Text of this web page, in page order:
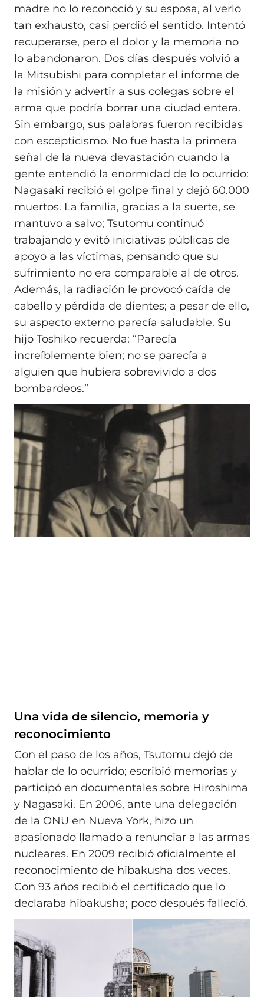
madre no lo reconoció y su esposa, al verlo
tan exhausto, casi perdió el sentido. Intentó
recuperarse, pero el dolor y la memoria no
lo abandonaron. Dos días después volvió a
la Mitsubishi para completar el informe de
la misión y advertir a sus colegas sobre el
arma que podría borrar una ciudad entera.
Sin embargo, sus palabras fueron recibidas
con escepticismo. No fue hasta la primera
señal de la nueva devastación cuando la
gente entendió la enormidad de lo ocurrido:
Nagasaki recibió el golpe final y dejó 60.000
muertos. La familia, gracias a la suerte, se
mantuvo a salvo; Tsutomu continuó
trabajando y evitó iniciativas públicas de
apoyo a las víctimas, pensando que su
sufrimiento no era comparable al de otros.
Además, la radiación le provocó caída de
cabello y pérdida de dientes; a pesar de ello,
su aspecto externo parecía saludable. Su
hijo Toshiko recuerda: “Parecía
increíblemente bien; no se parecía a
alguien que hubiera sobrevivido a dos
bombardeos.”
Una vida de silencio, memoria y
reconocimiento
Con el paso de los años, Tsutomu dejó de
hablar de lo ocurrido; escribió memorias y
participó en documentales sobre Hiroshima
y Nagasaki. En 2006, ante una delegación
de la ONU en Nueva York, hizo un
apasionado llamado a renunciar a las armas
nucleares. En 2009 recibió oficialmente el
reconocimiento de hibakusha dos veces.
Con 93 años recibió el certificado que lo
declaraba hibakusha; poco después falleció.